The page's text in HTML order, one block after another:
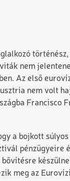
nem
Az első
nem volt
Francisco
a bojkott
pénzügyeire
meg az